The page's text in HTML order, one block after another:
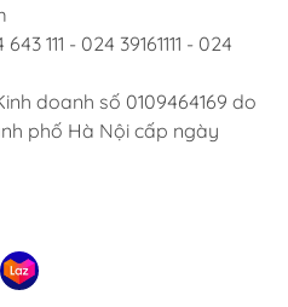
111 - 024 39161111 - 024
doanh số 0109464169 do
phố Hà Nội cấp ngày